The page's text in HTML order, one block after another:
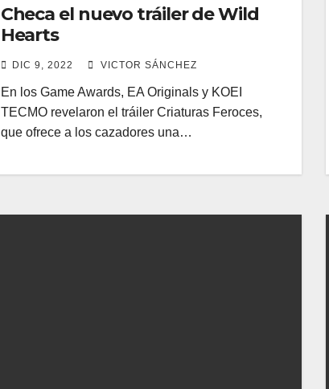
Checa el nuevo tráiler de Wild
Hearts
DIC 9, 2022 VICTOR SÁNCHEZ
En los Game Awards, EA Originals y KOEI
TECMO revelaron el tráiler Criaturas Feroces,
que ofrece a los cazadores una…